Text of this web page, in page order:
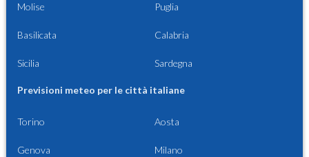
Molise Puglia
Basilicata Calabria
Sicilia Sardegna
Previsioni meteo per le città italiane
Torino Aosta
Genova Milano